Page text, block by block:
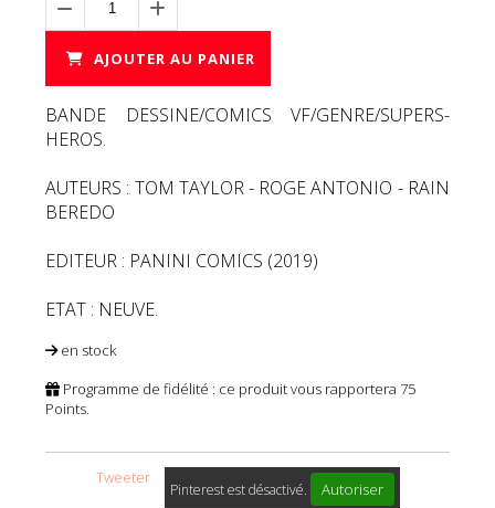
AJOUTER AU PANIER
BANDE DESSINE/COMICS VF/GENRE/SUPERS-
HEROS.
AUTEURS : TOM TAYLOR - ROGE ANTONIO - RAIN
BEREDO
EDITEUR : PANINI COMICS (2019)
ETAT : NEUVE.
en stock
Programme de fidélité : ce produit vous rapportera 75
Points.
Tweeter
Pinterest est désactivé. Autoriser